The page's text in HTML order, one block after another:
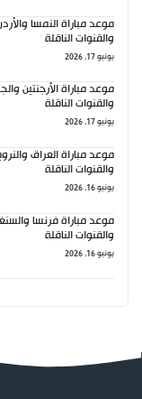
والقنوات الناقلة
يونيو 17, 2026
والقنوات الناقلة
يونيو 17, 2026
والقنوات الناقلة
يونيو 16, 2026
والقنوات الناقلة
يونيو 16, 2026